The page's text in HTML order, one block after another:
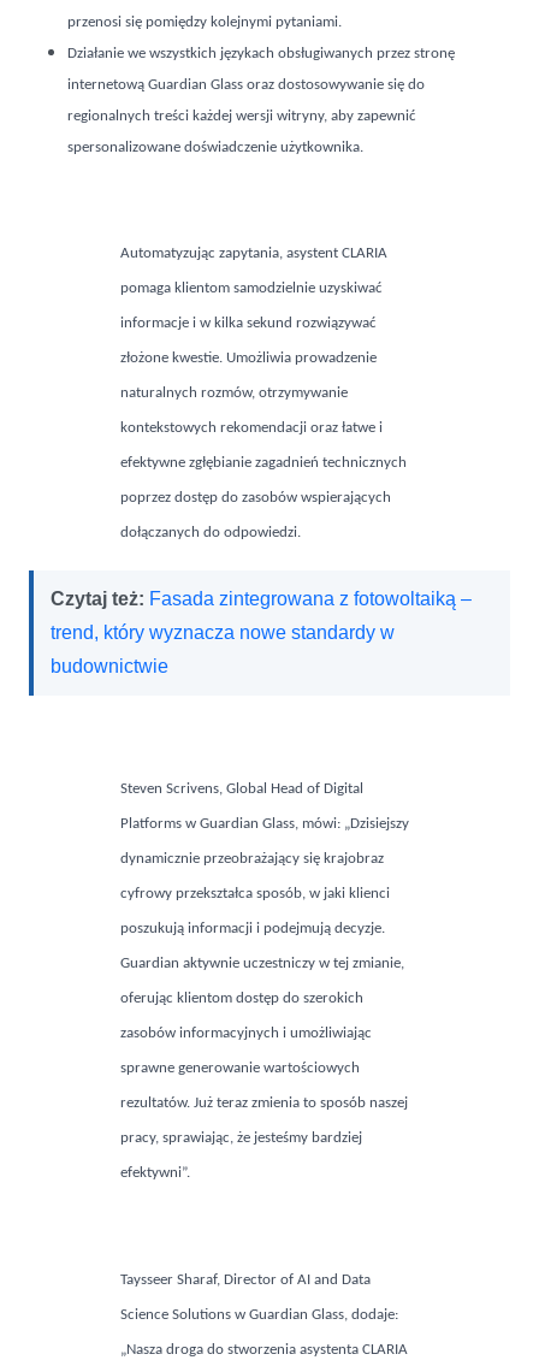
przenosi się pomiędzy kolejnymi pytaniami.
Działanie we wszystkich językach obsługiwanych przez stronę
internetową Guardian Glass oraz dostosowywanie się do
regionalnych treści każdej wersji witryny, aby zapewnić
spersonalizowane doświadczenie użytkownika.
Automatyzując zapytania, asystent CLARIA
pomaga klientom samodzielnie uzyskiwać
informacje i w kilka sekund rozwiązywać
złożone kwestie. Umożliwia prowadzenie
naturalnych rozmów, otrzymywanie
kontekstowych rekomendacji oraz łatwe i
efektywne zgłębianie zagadnień technicznych
poprzez dostęp do zasobów wspierających
dołączanych do odpowiedzi.
Czytaj też: Fasada zintegrowana z fotowoltaiką –
trend, który wyznacza nowe standardy w
budownictwie
Steven Scrivens, Global Head of Digital
Platforms w Guardian Glass, mówi: „Dzisiejszy
dynamicznie przeobrażający się krajobraz
cyfrowy przekształca sposób, w jaki klienci
poszukują informacji i podejmują decyzje.
Guardian aktywnie uczestniczy w tej zmianie,
oferując klientom dostęp do szerokich
zasobów informacyjnych i umożliwiając
sprawne generowanie wartościowych
rezultatów. Już teraz zmienia to sposób naszej
pracy, sprawiając, że jesteśmy bardziej
efektywni”.
Taysseer Sharaf, Director of AI and Data
Science Solutions w Guardian Glass, dodaje:
„Nasza droga do stworzenia asystenta CLARIA